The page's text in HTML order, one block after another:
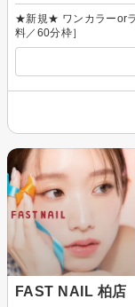
★新規★ ワンカラーor
料／60分枠］
FAST NAIL 柏店